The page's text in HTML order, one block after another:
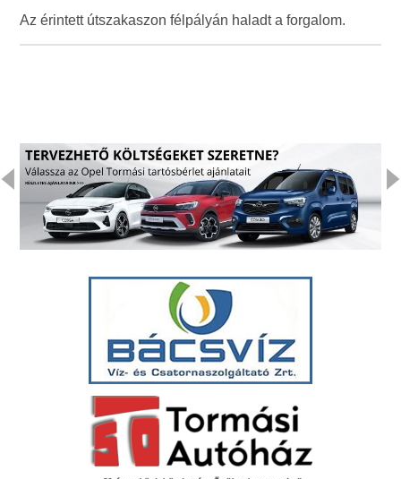
Az érintett útszakaszon félpályán haladt a forgalom.